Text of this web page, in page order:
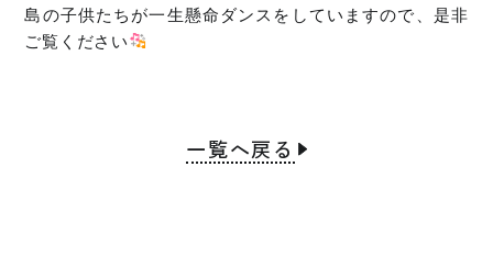
島の子供たちが一生懸命ダンスをしていますので、是非
ご覧ください
一覧へ戻る